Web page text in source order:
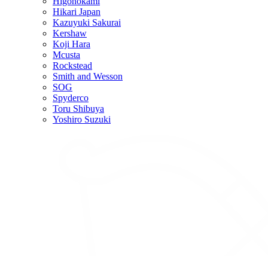
Hikari Japan
Kazuyuki Sakurai
Kershaw
Koji Hara
Mcusta
Rockstead
Smith and Wesson
SOG
Spyderco
Toru Shibuya
Yoshiro Suzuki